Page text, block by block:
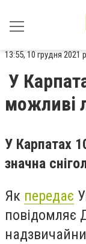
13:55, 10 грудня 2021
У
можливі
У Карпатах
значна
Як передає
повідомляє